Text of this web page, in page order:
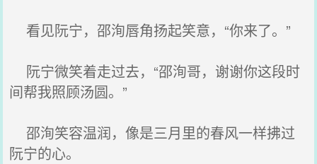
看见阮宁，邵洵唇角扬起笑意，“你来了。”
阮宁微笑着走过去，“邵洵哥，谢谢你这段时
间帮我照顾汤圆。”
邵洵笑容温润，像是三月里的春风一样拂过
阮宁的心。